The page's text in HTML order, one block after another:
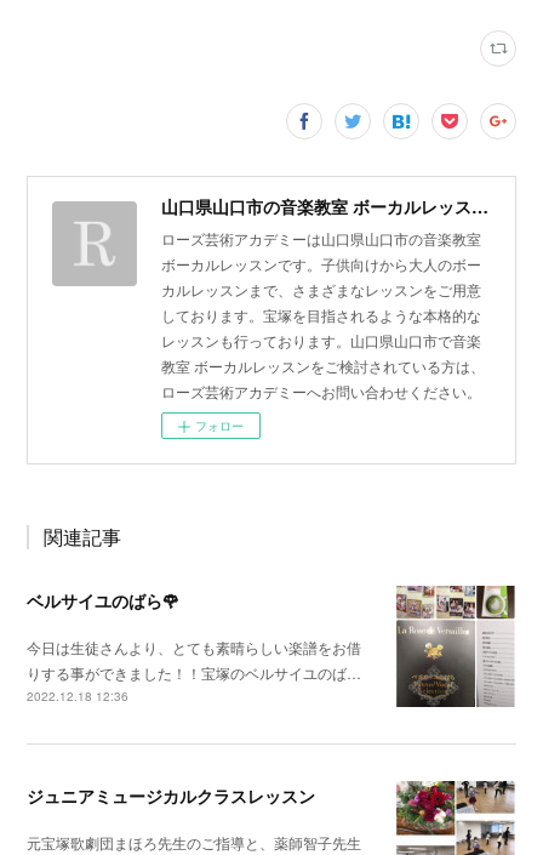
山口県山口市の音楽教室 ボーカルレッスン | ローズ芸術アカデミー
ローズ芸術アカデミーは山口県山口市の音楽教室
ボーカルレッスンです。子供向けから大人のボー
カルレッスンまで、さまざまなレッスンをご用意
しております。宝塚を目指されるような本格的な
レッスンも行っております。山口県山口市で音楽
教室 ボーカルレッスンをご検討されている方は、
ローズ芸術アカデミーへお問い合わせください。
フォロー
関連記事
ベルサイユのばら🌹
今日は生徒さんより、とても素晴らしい楽譜をお借
りする事ができました！！宝塚のベルサイユのば…
2022.12.18 12:36
ジュニアミュージカルクラスレッスン
元宝塚歌劇団まほろ先生のご指導と、薬師智子先生